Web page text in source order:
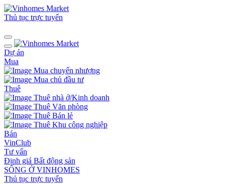
Thủ tục trực tuyến
Dự án
Mua
Mua chuyển nhượng
Mua chủ đầu tư
Thuê
Thuê nhà ở/Kinh doanh
Thuê Văn phòng
Thuê Bán lẻ
Thuê Khu công nghiệp
Bán
VinClub
Tư vấn
Định giá Bất động sản
SỐNG Ở VINHOMES
Thủ tục trực tuyến